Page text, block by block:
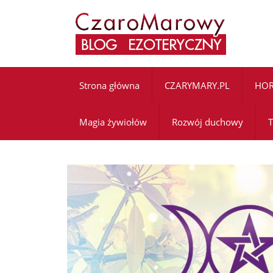
Strona główna CZARYMARY.PL
Magia żywiołów Rozwój duchowy